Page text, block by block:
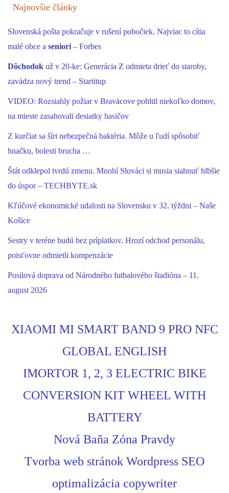
Najnovšie články
Slovenská pošta pokračuje v rušení pobočiek. Najviac to cítia
malé obce a seniori– Forbes
Dôchodok už v 20-ke: Generácia Z odmieta drieť do staroby,
zavádza nový trend – Startitup
VIDEO: Rozsiahly požiar v Braväcove pohltil niekoľko domov,
na mieste zasahovali desiatky hasičov
Z kurčiat sa šíri nebezpečná baktéria. Môže u ľudí spôsobiť
hnačku, bolesti brucha …
Štát odklepol tvrdú zmenu. Mnohí Slováci si musia siahnuť hlbšie
do úspor – TECHBYTE.sk
Kľúčové ekonomické udalosti na Slovensku v 32. týždni – Naše
Košice
Sestry v teréne budú bez príplatkov. Hrozí odchod personálu,
poisťovne odmietli kompenzácie
Posilová doprava od Národného futbalového štadióna – 11.
august 2026
XIAOMI MI SMART BAND 9 PRO NFC
GLOBAL ENGLISH
IMORTOR 1, 2, 3 ELECTRIC BIKE
CONVERSION KIT WHEEL WITH
BATTERY
Nová Baňa Zóna Pravdy
Tvorba web stránok Wordpress SEO
optimalizácia copywriter